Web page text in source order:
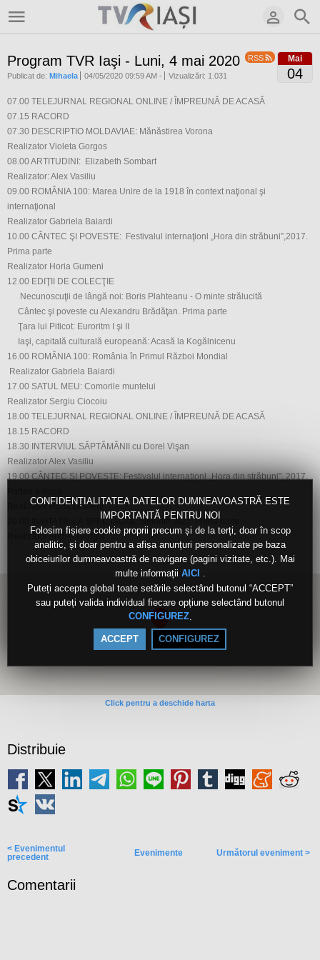
CONFIDENȚIALITATEA DATELOR DUMNEAVOASTRĂ ESTE
IMPORTANTĂ PENTRU NOI
Folosim fișiere cookie proprii precum și de la terți, doar în scop
analitic, și doar pentru a afișa anunțuri personalizate pe baza
obiceiurilor dumneavoastră de navigare (pagini vizitate, etc.). Mai
multe informații AICI
Puteți accepta global toate setările selectând butonul “ACCEPT”
sau puteți valida individual fiecare opțiune selectând butonul
CONFIGUREZ.
ACCEPT CONFIGUREZ
RSS Mai
04
Program TVR Iaşi - Luni, 4 mai 2020
Publicat de: Mihaela 04/05/2020 09:59 AM - Vizualizări: 1.031
07.00 TELEJURNAL REGIONAL ONLINE / ÎMPREUNĂ DE ACASĂ
07.15 RACORD
07.30 DESCRIPTIO MOLDAVIAE: Mănăstirea Vorona
Realizator Violeta Gorgos
08.00 ARTITUDINI: Elizabeth Sombart
Realizator: Alex Vasiliu
09.00 ROMÂNIA 100: Marea Unire de la 1918 în context naţional şi
internaţional
Realizator Gabriela Baiardi
10.00 CÂNTEC ŞI POVESTE: Festivalul internaţionl „Hora din străbuni”,2017.
Prima parte
Realizator Horia Gumeni
12.00 EDIŢII DE COLECŢIE
Necunoscuţii de lângă noi: Boris Plahteanu - O minte strălucită
Cântec şi poveste cu Alexandru Brădăţan. Prima parte
Ţara lui Piticot: Euroritm I şi II
Iaşi, capitală culturală europeană: Acasă la Kogălnicenu
16.00 ROMÂNIA 100: România în Primul Război Mondial
Realizator Gabriela Baiardi
17.00 SATUL MEU: Comorile muntelui
Realizator Sergiu Ciocoiu
18.00 TELEJURNAL REGIONAL ONLINE / ÎMPREUNĂ DE ACASĂ
18.15 RACORD
18.30 INTERVIUL SĂPTĂMÂNII cu Dorel Vişan
Realizator Alex Vasiliu
19.00 CÂNTEC ŞI POVESTE: Festivalul internaţionl „Hora din străbuni”, 2017.
Realizator Horia Gumeni
20.00 INVITAŢIE LA SPECTACOL: Smooth Jazz. Prima parte
Realizator Andrei Giurgia
Click pentru a deschide harta
Distribuie
< Evenimentul
precedent
Evenimente Următorul eveniment >
Comentarii